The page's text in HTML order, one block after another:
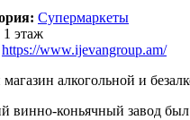
Супермаркеты
1 этаж
https://www.ijevangroup.am/
алкогольной и
винно-коньячный завод